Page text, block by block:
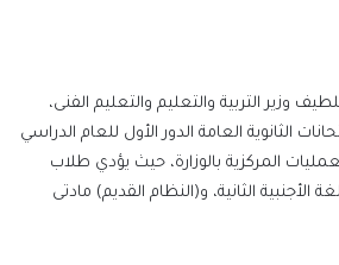
وزير التربية والتعليم والتعليم الفنى،
الثانوية العامة الدور الأول للعام الدراسي
العمليات المركزية بالوزارة، حيث يؤدي طلاب
الثانية، و(النظام القديم) مادتى